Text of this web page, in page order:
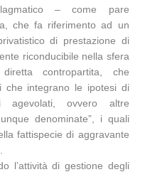
– come pare
che fa riferimento ad un
di prestazione di
riconducibile nella sfera
diretta contropartita, che
che integrano le ipotesi di
agevolati, ovvero altre
denominate”, i quali
fattispecie di aggravante
l’attività di gestione degli